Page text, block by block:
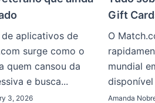
aplicativos de
surge como o
quem cansou da
e busca...
3, 2026
Gift
O
mundial
disponível
Amanda